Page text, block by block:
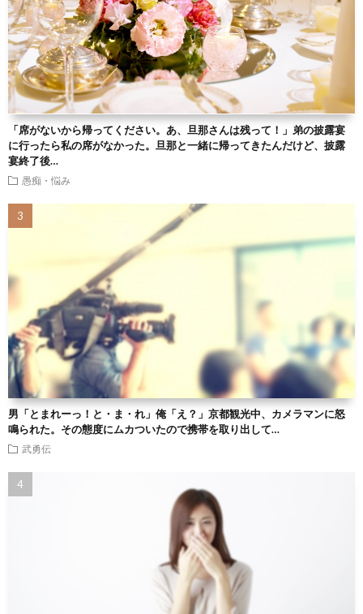
「席がないから帰ってください。あ、旦那さんは残って！」弟の披露宴
に行ったら私の席がなかった。旦那と一緒に帰ってきたんだけど、披露
宴終了後…
愚痴・悩み
男「とまれーっ！と・ま・れ」俺「え？」京都観光中、カメラマンに怒
鳴られた。その態度にムカついたので携帯を取り出して…
武勇伝